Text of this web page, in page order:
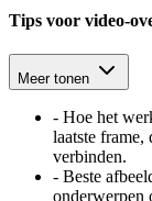
Tips voor video-
Meer tonen
- Hoe het
laatste frame,
verbinden.
- Beste
onderwerpen